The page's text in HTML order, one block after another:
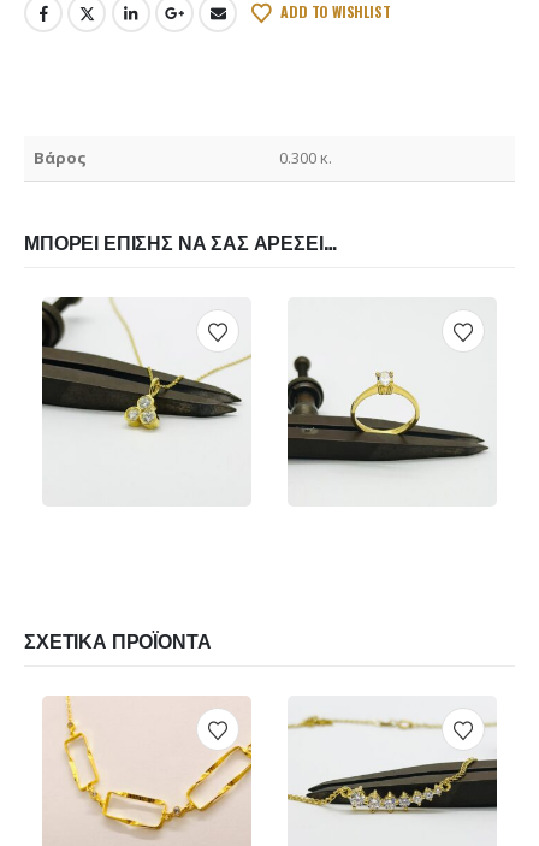
ADD TO WISHLIST
Βάρος 0.300 κ.
ΜΠΟΡΕΊ ΕΠΊΣΗΣ ΝΑ ΣΑΣ ΑΡΈΣΕΙ…
Αυτό το προϊόν έχει πολλαπλές παραλλαγές. Οι επιλογές μπορούν να επιλεγούν στη σελίδα του προϊόντος
€240.00
400.00
Αυτό το προϊόν έχει πολλαπλές παραλλαγές. Οι επιλογές μπορούν να επιλεγούν στη σελίδα του προϊόντος
€560.00
Αυτό το προϊόν έχει πολλαπλές παραλλαγές. Οι επιλογές μπορούν να επιλεγούν στη σελίδα του προϊόντος
ΣΧΕΤΙΚΆ ΠΡΟΪΌΝΤΑ
440.00